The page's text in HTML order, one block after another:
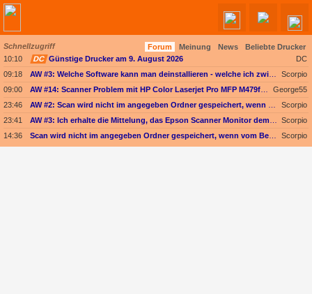
Schnellzugriff Forum Meinung News
Beliebte Drucker
10:10
DC Günstige Drucker am 9. August 2026
DC
09:18
Scorpio
09:00
George55
23:46
Scorpio
23:41
Scorpio
14:36
Scorpio
Angebote werden geladen...